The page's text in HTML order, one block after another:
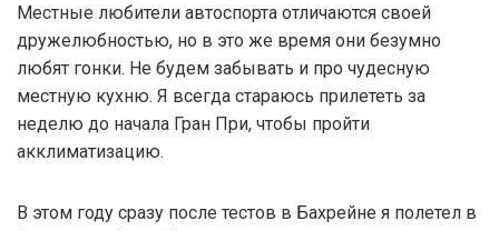
Местные любители автоспорта отличаются своей
дружелюбностью, но в это же время они безумно
любят гонки. Не будем забывать и про чудесную
местную кухню. Я всегда стараюсь прилететь за
неделю до начала Гран При, чтобы пройти
акклиматизацию.
В этом году сразу после тестов в Бахрейне я полетел в